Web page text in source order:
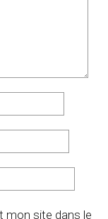
mon site dans le